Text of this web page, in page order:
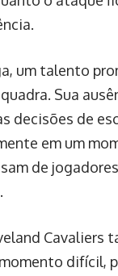
um talento
Sua
decisões de
em um
de
Cavaliers
difícil,